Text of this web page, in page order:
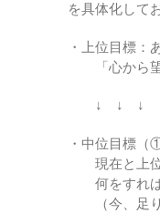
を具体化して
・上位目標：
「心から望
↓ ↓ ↓
・中位目標
現在と上位
何をすれば
（今、足り